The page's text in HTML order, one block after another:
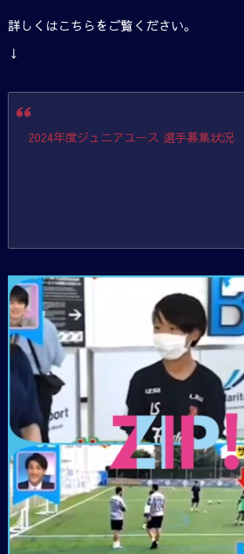
詳しくはこちらをご覧ください。
↓
2024年度ジュニアユース 選手募集状況